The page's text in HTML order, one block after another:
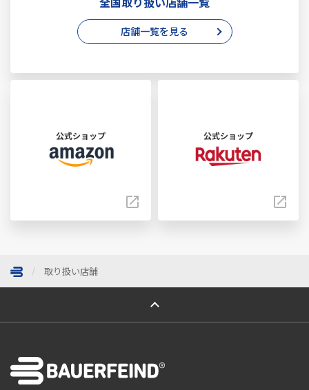
店舗一覧を見る
公式ショップ 公式ショップ
取り扱い店舗
ページトップへ